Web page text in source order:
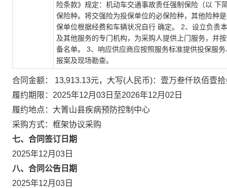
险条款》规定：机动车交通事故责任强制保险（以 下
保险种。将交强险为投保单位的必保险种，其他险种
保单位根据经费和车辆状况自行 确定。 2、设立负责
及其他服务的专门机构，为采购人提供上门服务，并
备名单。 3、响应供应商应按照服务标准提供投保服
报案及现场勘查。
合同金额： 13,913.13元，大写(人民币)：壹万叁仟玖佰壹
履约期限：2025年12月03日至2026年12月02日
履约地点：大箐山县疾病预防控制中心
采购方式：框架协议采购
七、合同签订日期
2025年12月03日
八、合同公告日期
2025年12月03日